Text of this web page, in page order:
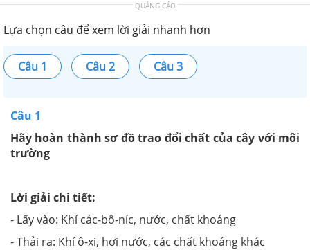
QUẢNG CÁO
Lựa chọn câu để xem lời giải nhanh hơn
Câu 1 Câu 2 Câu 3
Câu 1
Hãy hoàn thành sơ đồ trao đổi chất của cây với môi
trường
Lời giải chi tiết:
- Lấy vào: Khí các-bô-níc, nước, chất khoáng
- Thải ra: Khí ô-xi, hơi nước, các chất khoáng khác